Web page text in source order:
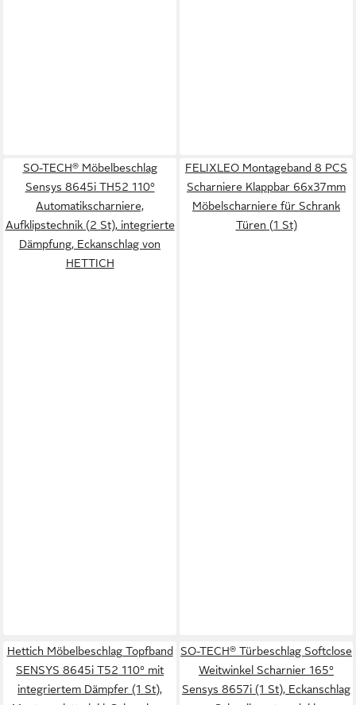
SO-TECH® Möbelbeschlag
Sensys 8645i TH52 110°
Automatikscharniere,
Aufklipstechnik (2 St), integrierte
Dämpfung, Eckanschlag von
HETTICH
FELIXLEO Montageband 8 PCS
Scharniere Klappbar 66x37mm
Möbelscharniere für Schrank
Türen (1 St)
Hettich Möbelbeschlag Topfband
SENSYS 8645i T52 110° mit
integriertem Dämpfer (1 St),
SO-TECH® Türbeschlag Softclose
Weitwinkel Scharnier 165°
Sensys 8657i (1 St), Eckanschlag